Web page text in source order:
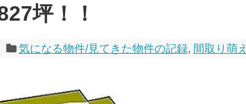
坪！！
気になる物件/見てきた物件の記録, 間取り萌え